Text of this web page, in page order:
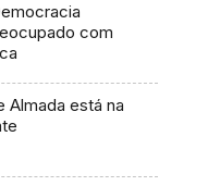
com
Almada está na